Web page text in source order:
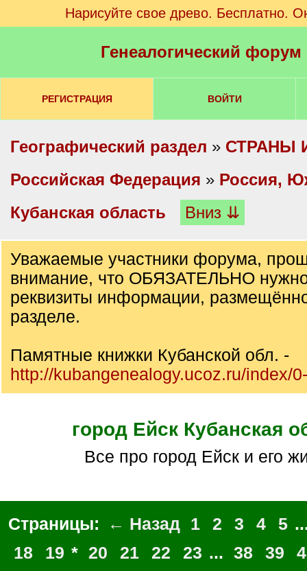
Нарисуйте свое древо. Бесплатно.
Генеалогический
РЕГИСТРАЦИЯ ВОЙТИ
Географический раздел » СТРАНЫ
Российская Федерация » Россия,
Кубанская область
Вниз ⇊
Уважаемые участники форума,
внимание, что ОБЯЗАТЕЛЬНО нужно
реквизиты информации,
разделе.
Памятные книжки Кубанской обл. -
http://kubangenealogy.ucoz.ru/index/
город Ейск Кубанская
Все про город Ейск и его
Страницы: ← Назад 1 2 3 4 5
18
19 * 20 21 22 23 ... 38 39